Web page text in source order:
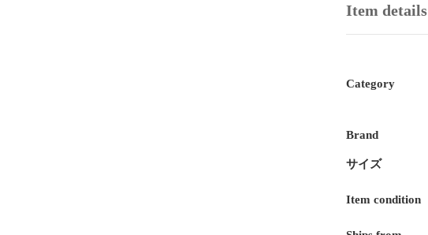
Item details
Category
Brand
サイズ
Item condition